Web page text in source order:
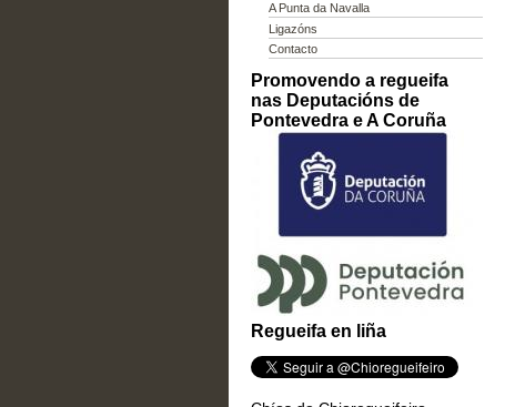
A Punta da Navalla
Ligazóns
Contacto
Promovendo a regueifa
nas Deputacións de
Pontevedra e A Coruña
Regueifa en liña